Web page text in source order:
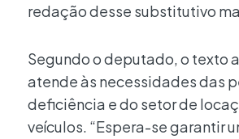
redação desse substitutivo
Segundo o deputado, o texto
atende às necessidades das
deficiência e do setor de
veículos. “Espera-se garantir